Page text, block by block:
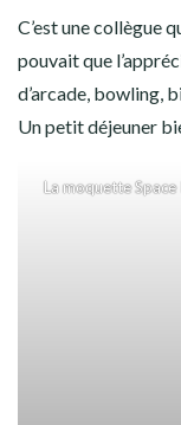
C’est une collègue
pouvait que
d’arcade, bowling,
Un petit déjeuner
La moquette Space